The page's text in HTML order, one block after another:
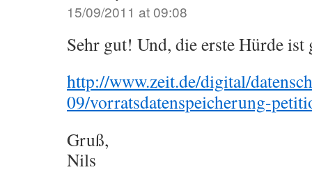
15/09/2011 at 09:08
Sehr gut! Und, die erste Hürde ist
http://www.zeit.de/digital/
09/vorratsdatenspeicherung-
Gruß,
Nils